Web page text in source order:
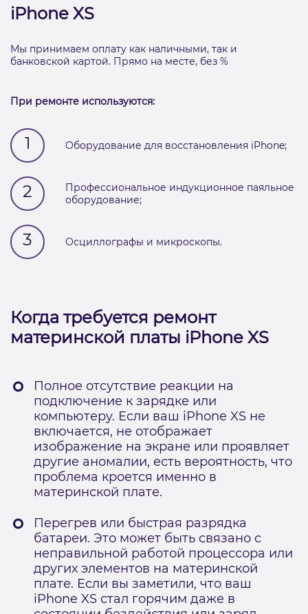
iPhone XS
Мы принимаем оплату как наличными, так и
банковской картой. Прямо на месте, без %
При ремонте используются:
1 Оборудование для восстановления iPhone;
2
Профессиональное индукционное паяльное
оборудование;
3 Осциллографы и микроскопы.
Когда требуется ремонт
материнской платы iPhone XS
Полное отсутствие реакции на
подключение к зарядке или
компьютеру. Если ваш iPhone XS не
включается, не отображает
изображение на экране или проявляет
другие аномалии, есть вероятность, что
проблема кроется именно в
материнской плате.
Перегрев или быстрая разрядка
батареи. Это может быть связано с
неправильной работой процессора или
других элементов на материнской
плате. Если вы заметили, что ваш
iPhone XS стал горячим даже в